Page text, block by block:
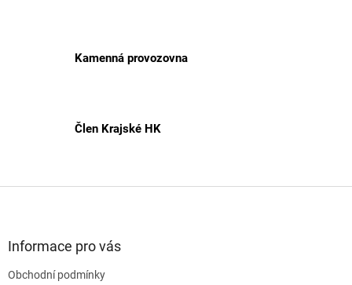
Kamenná provozovna
Člen Krajské HK
Informace pro vás
Obchodní podmínky